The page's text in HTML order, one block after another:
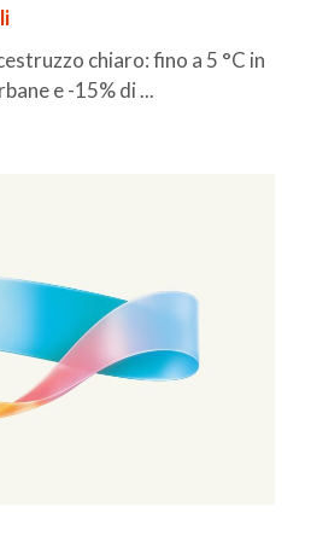
chiaro: fino a 5 °C in
e -15% di ...